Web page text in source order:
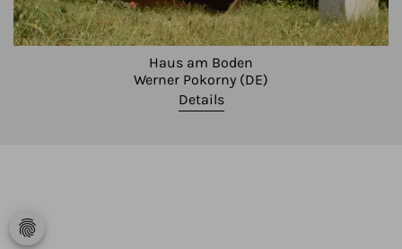
Haus am Boden
Werner Pokorny (DE)
Details
fingerprint